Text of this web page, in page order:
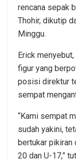
rencana sepak
Thohir, dikutip
Minggu.
Erick
figur yang
posisi direktur
sempat
“Kami sempat
sudah yakini,
bertukar pikiran
20 dan U-17,”